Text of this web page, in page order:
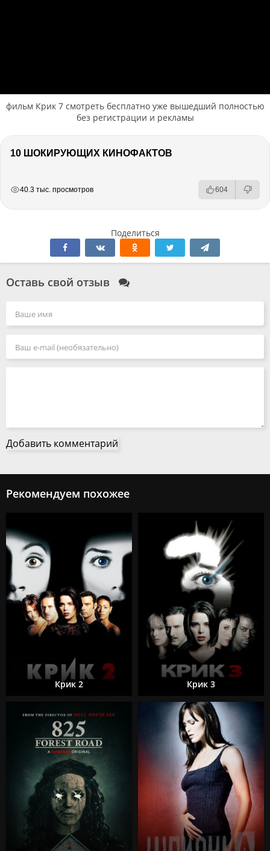
фильм Крик 7 смотреть бесплатно уже вышедший полностью
без регистрации и рекламы
10 ШОКИРУЮЩИХ КИНОФАКТОВ
40.3 тыс. просмотров 604
Поделиться
Оставь свой отзыв
Добавить комментарий
Рекомендуем похожее
Крик 2 Крик 3